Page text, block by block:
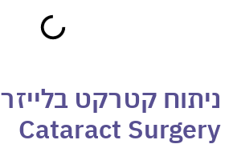
ניתוח קטרקט בלייזר
Cataract Surgery